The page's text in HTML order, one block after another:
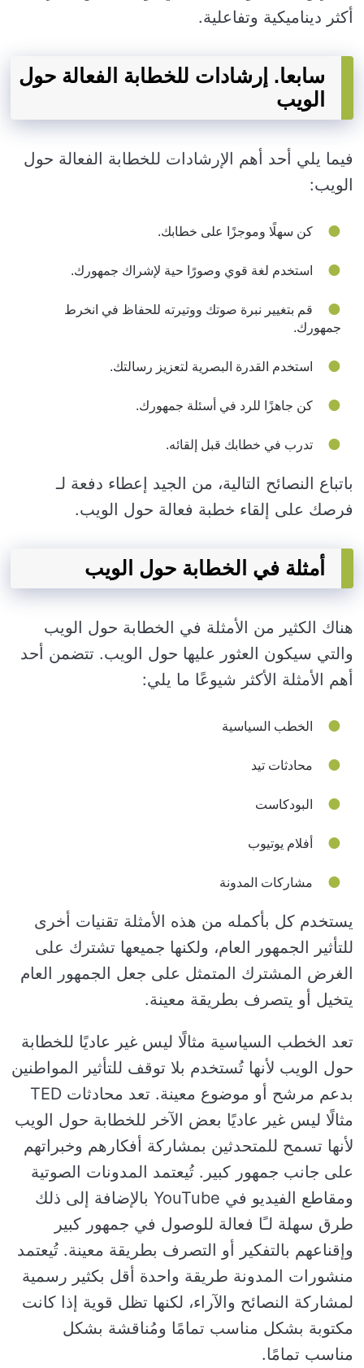
أكثر ديناميكية وتفاعلية.
سابعا. إرشادات للخطابة الفعالة حول
الويب
فيما يلي أحد أهم الإرشادات للخطابة الفعالة حول
الويب:
كن سهلًا وموجزًا ​​على خطابك.
استخدم لغة قوي وصورًا حية لإشراك جمهورك.
قم بتغيير نبرة صوتك ووتيرته للحفاظ في انخرط
جمهورك.
استخدم القدرة البصرية لتعزيز رسالتك.
كن جاهزًا للرد في أسئلة جمهورك.
تدرب في خطابك قبل إلقائه.
باتباع النصائح التالية، من الجيد إعطاء دفعة لـ
فرصك على إلقاء خطبة فعالة حول الويب.
أمثلة في الخطابة حول الويب
هناك الكثير من الأمثلة في الخطابة حول الويب
والتي سيكون العثور عليها حول الويب. تتضمن أحد
أهم الأمثلة الأكثر شيوعًا ما يلي:
الخطب السياسية
محادثات تيد
البودكاست
أفلام يوتيوب
مشاركات المدونة
يستخدم كل بأكمله من هذه الأمثلة تقنيات أخرى
للتأثير الجمهور العام، ولكنها جميعها تشترك على
الغرض المشترك المتمثل على جعل الجمهور العام
يتخيل أو يتصرف بطريقة معينة.
تعد الخطب السياسية مثالًا ليس غير عاديًا للخطابة
حول الويب لأنها تُستخدم بلا توقف للتأثير المواطنين
بدعم مرشح أو موضوع معينة. تعد محادثات TED
مثالًا ليس غير عاديًا بعض الآخر للخطابة حول الويب
لأنها تسمح للمتحدثين بمشاركة أفكارهم وخبراتهم
على جانب جمهور كبير. تُيعتمد المدونات الصوتية
ومقاطع الفيديو في YouTube بالإضافة إلى ذلك
طرق سهلة لـًا فعالة للوصول في جمهور كبير
وإقناعهم بالتفكير أو التصرف بطريقة معينة. تُيعتمد
منشورات المدونة طريقة واحدة أقل بكثير رسمية
لمشاركة النصائح والآراء، لكنها تظل قوية إذا كانت
مكتوبة بشكل مناسب تمامًا ومُناقشة بشكل
مناسب تمامًا.